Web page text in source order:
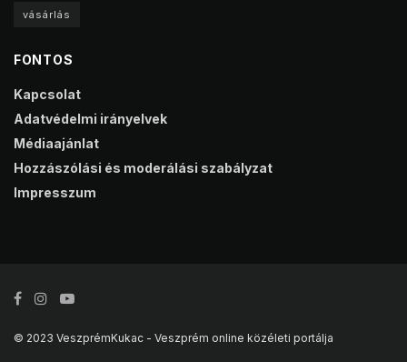
vásárlás
FONTOS
Kapcsolat
Adatvédelmi irányelvek
Médiaajánlat
Hozzászólási és moderálási szabályzat
Impresszum
© 2023 VeszprémKukac - Veszprém online közéleti portálja